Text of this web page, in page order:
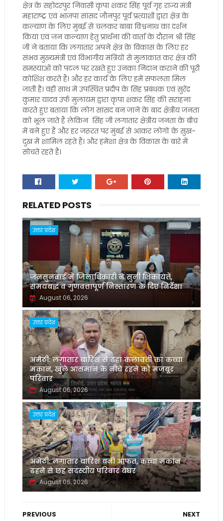
क्षेत्र के सहोदरपुर निवासी कृपा शंकर सिंह पूर्व गृह राज्य मंत्री
महाराष्ट्र एवं भाजपा सांसद जौनपुर पूर्व प्रत्याशी द्वारा क्षेत्र के
कल्याण के लिए मुंबई से चलकर बाबा विश्वनाथ का दर्शन
किया एवं जन कल्याण हेतु प्रार्थना की वार्ता के दौरान श्री सिंह
जी ने बताया कि लगातार अपने क्षेत्र के विकास के लिए हर
संभव मुख्यमंत्री एवं विभागीय मंत्रियों से मुलाकात कर क्षेत्र की
समस्याओं को पटल पर रखते हुए उनका निदान कराने की पूरी
कोशिश करते हैं। और हर कार्य के लिए हमें सफलता मिल
जाती है। वही साथ में उपस्थित प्रदीप के सिंह प्रबंधक एवं सुरेंद्र
कुमार यादव उर्फ मुलायम द्वारा कृपा शंकर सिंह की सराहना
करते हुए बताया कि लोग सांसद बन जाने के बाद क्षेत्रीय जनता
को भूल जाते हैं लेकिन सिंह जी लगातार क्षेत्रीय जनता के बीच
में बने हुए हैं और हर जरूरत पर मुंबई से आकर लोगों के सुख-
दुख में शामिल रहते हैं। और हमेशा क्षेत्र के विकास के बारे में
सोचते रहते हैं।
RELATED POSTS
उत्तर प्रदेश
जनसुनवाई में जिलाधिकारी ने सुनीं शिकायतें,
समयबद्ध व गुणवत्तापूर्ण निस्तारण के दिए निर्देश।
August 06, 2026
उत्तर प्रदेश
अमेठी: लगातार बारिश से ढहा कलावती का कच्चा
मकान, खुले आसमान के नीचे रहने को मजबूर
परिवार
August 06, 2026
उत्तर प्रदेश
अमेठी: लगातार बारिश बनी आफत, कच्चा मकान
ढहने से छह सदस्यीय परिवार बेघर
August 06, 2026
NEXT
PREVIOUS